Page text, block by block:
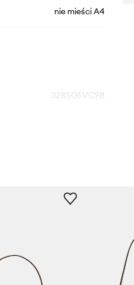
nie mieści A4
32R5G5VC9B
MICHAEL Michael Kors